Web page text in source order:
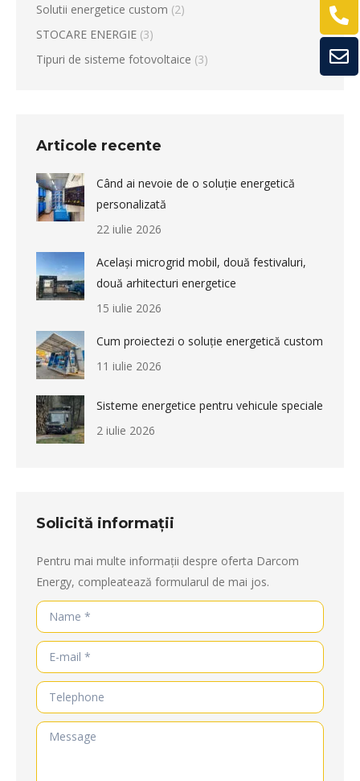
Solutii energetice custom (2)
STOCARE ENERGIE (3)
Tipuri de sisteme fotovoltaice (3)
Articole recente
Când ai nevoie de o soluție energetică
personalizată
22 iulie 2026
Același microgrid mobil, două festivaluri,
două arhitecturi energetice
15 iulie 2026
Cum proiectezi o soluție energetică custom
11 iulie 2026
Sisteme energetice pentru vehicule speciale
2 iulie 2026
Solicită informații
Pentru mai multe informații despre oferta Darcom
Energy, compleatează formularul de mai jos.
Name *
E-mail *
Telephone
Message